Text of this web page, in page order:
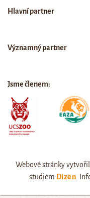
Hlavní partner
Významný partner
Jsme členem:
Webové stránky
studiem Dizen .